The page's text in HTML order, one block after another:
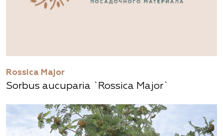
Rossica Major
Sorbus aucuparia `Rossica Major`